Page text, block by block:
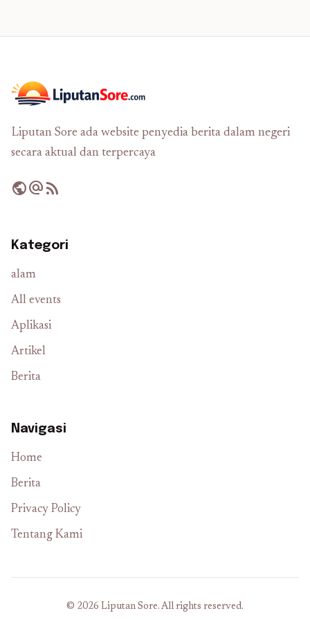
Liputan Sore ada website penyedia berita dalam negeri
secara aktual dan terpercaya
publicalternate_emailrss_feed
Kategori
alam
All events
Aplikasi
Artikel
Berita
Navigasi
Home
Berita
Privacy Policy
Tentang Kami
© 2026 Liputan Sore. All rights reserved.